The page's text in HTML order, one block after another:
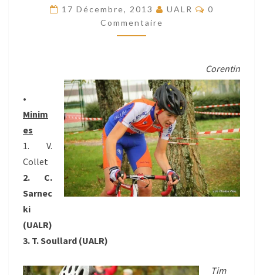
10/11/2013
17 Décembre, 2013 UALR
0
Commentaire
Corentin
•
Minim
es
1. V.
Collet
2. C.
Sarnec
ki
(UALR)
3. T. Soullard (UALR)
Tim